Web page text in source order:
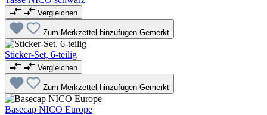
Vergleichen
Zum Merkzettel hinzufügen Gemerkt
Sticker-Set, 6-teilig
Vergleichen
Zum Merkzettel hinzufügen Gemerkt
Basecap NICO Europe